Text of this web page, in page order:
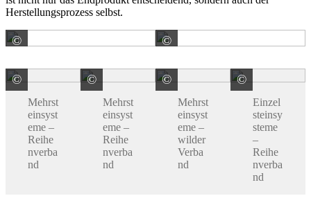
Herstellungsprozess selbst.
© Rinn Beton- und Naturstein GmbH & Co. KG
©
©
Rinn Beton- und Naturstein GmbH & Co. KG
Mehrst
einsyst
eme –
Reihe
nverba
nd
©
Rinn Beton- und Naturstein GmbH & Co.
Mehrst
einsyst
eme –
Reihe
nverba
nd
©
Rinn Beton- und
Mehrst
einsyst
eme –
wilder
Verba
nd
©
Rinn
Einzel
steinsy
steme
–
Reihe
nverba
nd